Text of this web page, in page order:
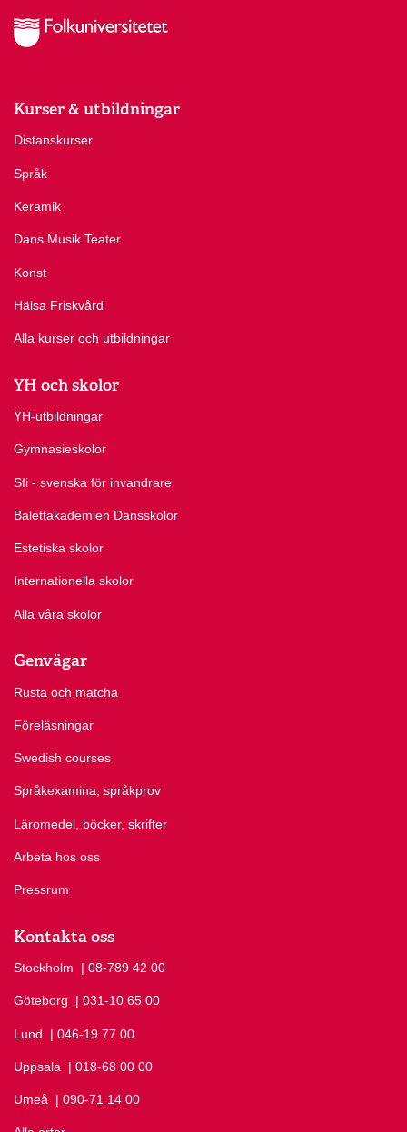
Kurser & utbildningar
Distanskurser
Språk
Keramik
Dans Musik Teater
Konst
Hälsa Friskvård
Alla kurser och utbildningar
YH och skolor
YH-utbildningar
Gymnasieskolor
Sfi - svenska för invandrare
Balettakademien Dansskolor
Estetiska skolor
Internationella skolor
Alla våra skolor
Genvägar
Rusta och matcha
Föreläsningar
Swedish courses
Språkexamina, språkprov
Läromedel, böcker, skrifter
Arbeta hos oss
Pressrum
Kontakta oss
Stockholm Ring Stockholm på
| 08-789 42 00
Göteborg Ring Göteborg på
| 031-10 65 00
Lund Ring Lund på
| 046-19 77 00
Uppsala Ring Uppsala på
| 018-68 00 00
Umeå Ring Umeå på
| 090-71 14 00